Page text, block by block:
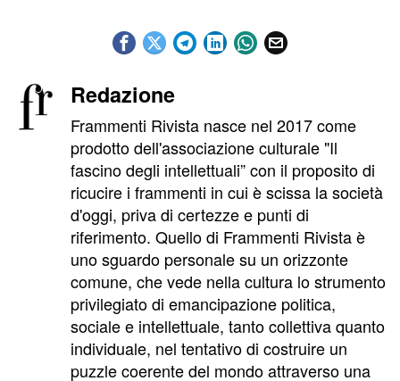
Redazione
Frammenti Rivista nasce nel 2017 come
prodotto dell'associazione culturale "Il
fascino degli intellettuali” con il proposito di
ricucire i frammenti in cui è scissa la società
d'oggi, priva di certezze e punti di
riferimento. Quello di Frammenti Rivista è
uno sguardo personale su un orizzonte
comune, che vede nella cultura lo strumento
privilegiato di emancipazione politica,
sociale e intellettuale, tanto collettiva quanto
individuale, nel tentativo di costruire un
puzzle coerente del mondo attraverso una